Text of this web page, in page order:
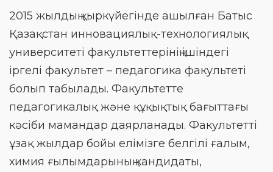
2015 жылдың қыркүйегінде ашылған Батыс
Қазақстан инновациялық-технологиялық
университеті факультеттерінің ішіндегі
іргелі факультет – педагогика факультеті
болып табылады. Факультетте
педагогикалық және құқықтық бағыттағы
кәсіби мамандар даярланады. Факультетті
ұзақ жылдар бойы елімізге белгілі ғалым,
химия ғылымдарының кандидаты,